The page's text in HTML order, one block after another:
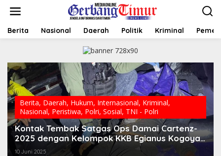
t
Berita Nasional Daerah Politik Kriminal
Berita, Daerah, Hukum, Internasional, Kriminal,
Nasional, Peristiwa, Polri, Sosial, TNI - Polri
Kontak Tembak Satgas Ops Damai Cartenz-
2025 dengan Kelompok KKB Egianus Kogoya
di Wamena, Satu Anggota KKB Tewas
10 Juni 2025